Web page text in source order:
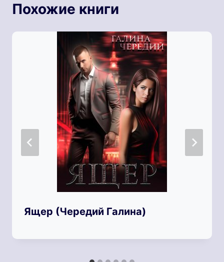
Похожие книги
Ящер (Чередий Галина)